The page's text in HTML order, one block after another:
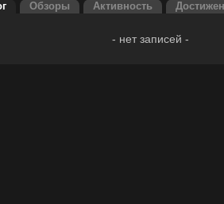
Обзоры Активность
- нет записей -